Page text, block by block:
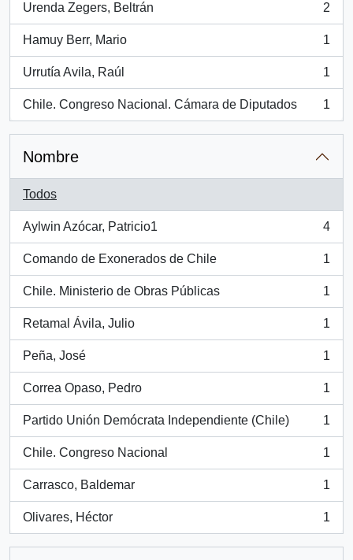
Urenda Zegers, Beltrán
, 2 resultados
2
Hamuy Berr, Mario
, 1 resultados
1
Urrutía Avila, Raúl
, 1 resultados
1
Chile. Congreso Nacional. Cámara de Diputados
, 1 resultados
1
Nombre
Todos
Aylwin Azócar, Patricio1
, 4 resultados
4
Comando de Exonerados de Chile
, 1 resultados
1
Chile. Ministerio de Obras Públicas
, 1 resultados
1
Retamal Ávila, Julio
, 1 resultados
1
Peña, José
, 1 resultados
1
Correa Opaso, Pedro
, 1 resultados
1
Partido Unión Demócrata Independiente (Chile)
, 1 resultados
1
Chile. Congreso Nacional
, 1 resultados
1
Carrasco, Baldemar
, 1 resultados
1
Olivares, Héctor
, 1 resultados
1